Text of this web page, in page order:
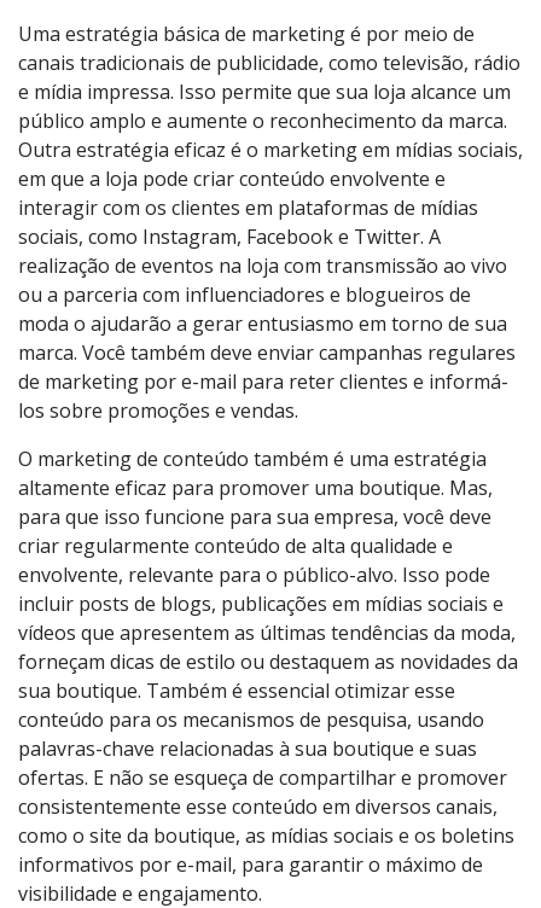
Uma estratégia básica de marketing é por meio de
canais tradicionais de publicidade, como televisão, rádio
e mídia impressa. Isso permite que sua loja alcance um
público amplo e aumente o reconhecimento da marca.
Outra estratégia eficaz é o marketing em mídias sociais,
em que a loja pode criar conteúdo envolvente e
interagir com os clientes em plataformas de mídias
sociais, como Instagram, Facebook e Twitter. A
realização de eventos na loja com transmissão ao vivo
ou a parceria com influenciadores e blogueiros de
moda o ajudarão a gerar entusiasmo em torno de sua
marca. Você também deve enviar campanhas regulares
de marketing por e-mail para reter clientes e informá-
los sobre promoções e vendas.
O marketing de conteúdo também é uma estratégia
altamente eficaz para promover uma boutique. Mas,
para que isso funcione para sua empresa, você deve
criar regularmente conteúdo de alta qualidade e
envolvente, relevante para o público-alvo. Isso pode
incluir posts de blogs, publicações em mídias sociais e
vídeos que apresentem as últimas tendências da moda,
forneçam dicas de estilo ou destaquem as novidades da
sua boutique. Também é essencial otimizar esse
conteúdo para os mecanismos de pesquisa, usando
palavras-chave relacionadas à sua boutique e suas
ofertas. E não se esqueça de compartilhar e promover
consistentemente esse conteúdo em diversos canais,
como o site da boutique, as mídias sociais e os boletins
informativos por e-mail, para garantir o máximo de
visibilidade e engajamento.